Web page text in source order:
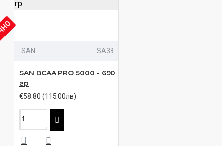
SAN SA38
SAN BCAA PRO 5000 - 690
гр
€58.80 (115.00лв)